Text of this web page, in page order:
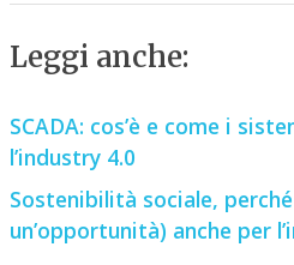
Leggi anche:
SCADA: cos’è e come i
l’industry 4.0
Sostenibilità sociale,
un’opportunità) anche per